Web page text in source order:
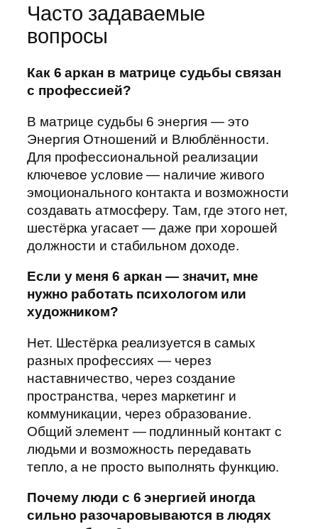
Часто задаваемые
вопросы
Как 6 аркан в матрице судьбы связан
с профессией?
В матрице судьбы 6 энергия — это
Энергия Отношений и Влюблённости.
Для профессиональной реализации
ключевое условие — наличие живого
эмоционального контакта и возможности
создавать атмосферу. Там, где этого нет,
шестёрка угасает — даже при хорошей
должности и стабильном доходе.
Если у меня 6 аркан — значит, мне
нужно работать психологом или
художником?
Нет. Шестёрка реализуется в самых
разных профессиях — через
наставничество, через создание
пространства, через маркетинг и
коммуникации, через образование.
Общий элемент — подлинный контакт с
людьми и возможность передавать
тепло, а не просто выполнять функцию.
Почему люди с 6 энергией иногда
сильно разочаровываются в людях